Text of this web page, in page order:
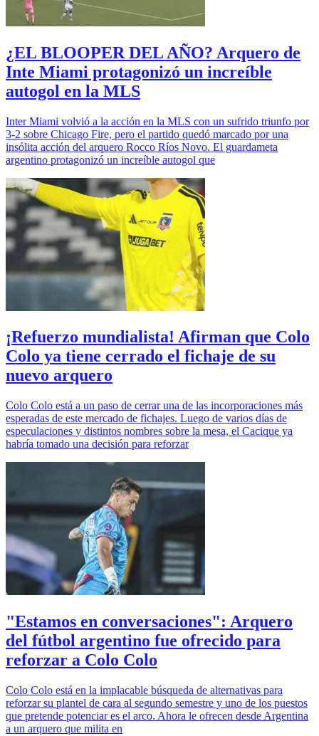
¿EL BLOOPER DEL AÑO? Arquero de
Inte Miami protagonizó un increíble
autogol en la MLS
Inter Miami volvió a la acción en la MLS con un sufrido triunfo por
3-2 sobre Chicago Fire, pero el partido quedó marcado por una
insólita acción del arquero Rocco Ríos Novo. El guardameta
argentino protagonizó un increíble autogol que
¡Refuerzo mundialista! Afirman que Colo
Colo ya tiene cerrado el fichaje de su
nuevo arquero
Colo Colo está a un paso de cerrar una de las incorporaciones más
esperadas de este mercado de fichajes. Luego de varios días de
especulaciones y distintos nombres sobre la mesa, el Cacique ya
habría tomado una decisión para reforzar
"Estamos en conversaciones": Arquero
del fútbol argentino fue ofrecido para
reforzar a Colo Colo
Colo Colo está en la implacable búsqueda de alternativas para
reforzar su plantel de cara al segundo semestre y uno de los puestos
que pretende potenciar es el arco. Ahora le ofrecen desde Argentina
a un arquero que milita en